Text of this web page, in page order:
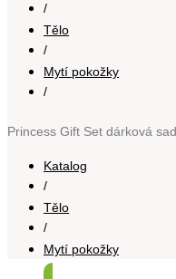
/
Tělo
/
Mytí pokožky
/
Katalog
/
Tělo
/
Mytí pokožky